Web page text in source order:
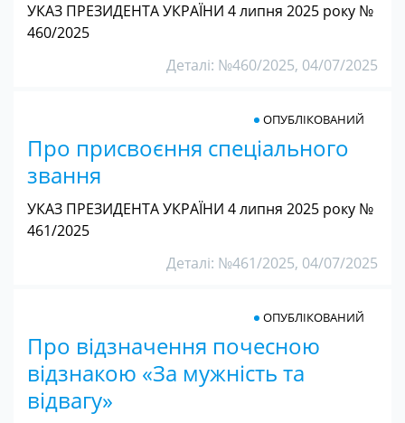
УКАЗ ПРЕЗИДЕНТА УКРАЇНИ 4 липня 2025 року №
460/2025
Деталі: №460/2025, 04/07/2025
Про присвоєння спеціального
звання
ОПУБЛІКОВАНИЙ
УКАЗ ПРЕЗИДЕНТА УКРАЇНИ 4 липня 2025 року №
461/2025
Деталі: №461/2025, 04/07/2025
Про відзначення почесною
відзнакою «За мужність та
відвагу»
ОПУБЛІКОВАНИЙ